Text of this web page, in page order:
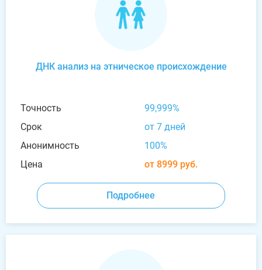
ДНК анализ на этническое происхождение
Точность
99,999%
Срок
от 7 дней
Анонимность
100%
Цена
от 8999 руб.
Подробнее